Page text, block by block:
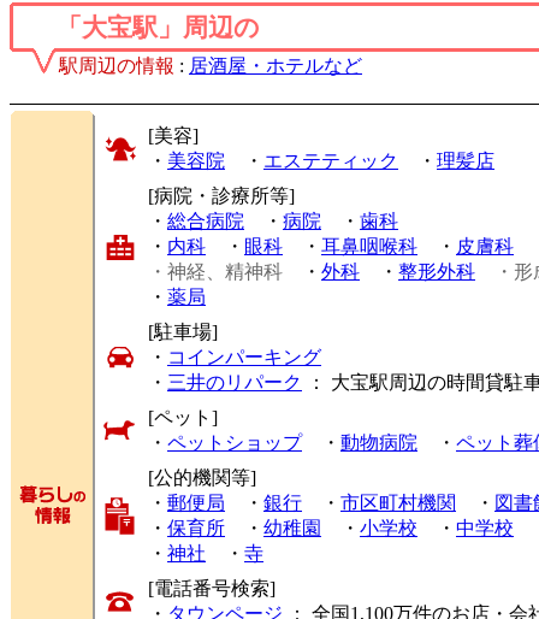
「大宝駅」周辺の
駅周辺の情報 : 居酒屋・ホテルなど
[美容]
・ 美容院 ・ エステティック ・ 理髪店
[病院・診療所等]
・ 総合病院 ・ 病院 ・ 歯科
・ 内科 ・ 眼科 ・ 耳鼻咽喉科 ・ 皮膚科
・神経、精神科 ・ 外科 ・ 整形外科
・
・ 薬局
[駐車場]
・ コインパーキング
・ 三井のリパーク
： 大宝駅周辺の時間貸駐
[ペット]
・ ペットショップ・ 動物病院 ・ ペット葬
[公的機関等]
・ 郵便局 ・ 銀行 ・ 市区町村機関 ・ 図書
・ 保育所 ・ 幼稚園 ・ 小学校 ・ 中学校
・ 神社 ・ 寺
[電話番号検索]
・ タウンページ ： 全国1,100万件のお店・